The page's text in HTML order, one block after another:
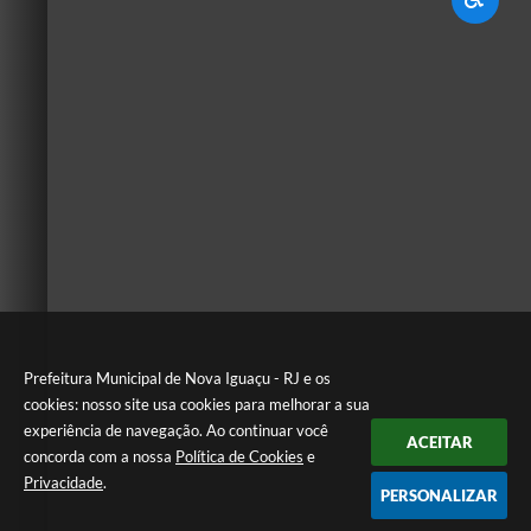
Prefeitura Municipal de Nova Iguaçu - RJ e os
cookies: nosso site usa cookies para melhorar a sua
experiência de navegação. Ao continuar você
concorda com a nossa Política de Cookies e
Privacidade.
ACEITAR
PERSONALIZAR